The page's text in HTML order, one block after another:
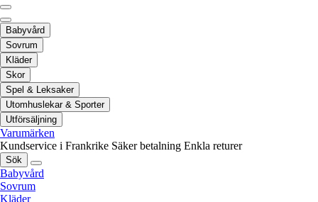
Babyvård
Sovrum
Kläder
Skor
Spel & Leksaker
Utomhuslekar & Sporter
Utförsäljning
Varumärken
Kundservice i Frankrike Säker betalning Enkla returer
Sök
Babyvård
Sovrum
Kläder